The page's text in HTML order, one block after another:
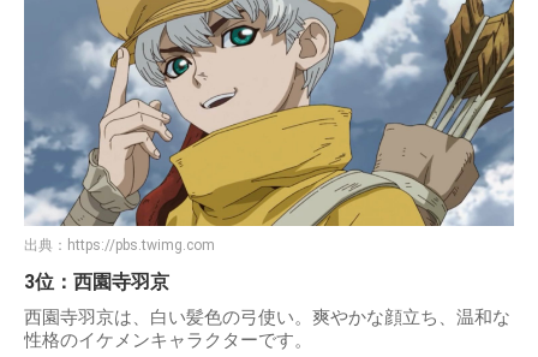
出典： https://pbs.twimg.com
3位：西園寺羽京
西園寺羽京は、白い髪色の弓使い。爽やかな顔立ち、温和な
性格のイケメンキャラクターです。